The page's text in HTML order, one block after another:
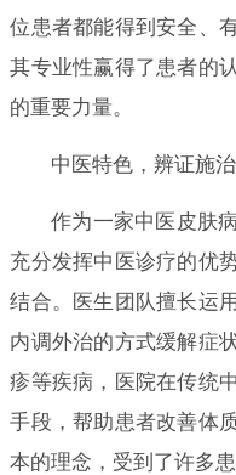
位患者都能得到安全、
其专业性赢得了患者的
的重要力量。
中医特色，辨证施治
作为一家中医皮肤
充分发挥中医诊疗的优
结合。医生团队擅长运
内调外治的方式缓解症
疹等疾病，医院在传统
手段，帮助患者改善体
本的理念，受到了许多患